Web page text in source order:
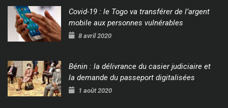
Covid-19 : le Togo va transférer de l’argent
mobile aux personnes vulnérables
8 avril 2020
Bénin : la délivrance du casier judiciaire et
la demande du passeport digitalisées
1 août 2020